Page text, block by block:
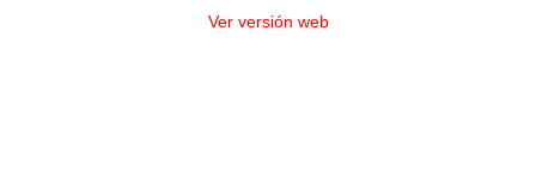
Ver versión web